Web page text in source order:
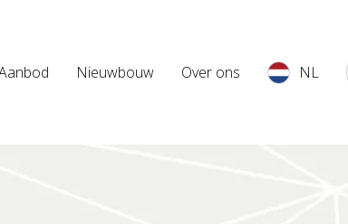
Nieuwbouw Over ons NL